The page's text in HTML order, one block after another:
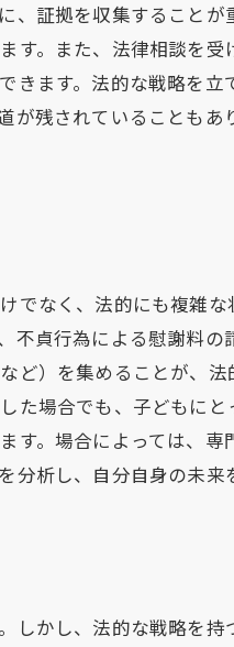
、証拠を収集すること
す。また、法律相談を
きます。法的な戦略を
残されていることも
なく、法的にも複雑
貞行為による慰謝料
ど）を集めることが、
た場合でも、子どもに
す。場合によっては、
析し、自分自身の未来
かし、法的な戦略を